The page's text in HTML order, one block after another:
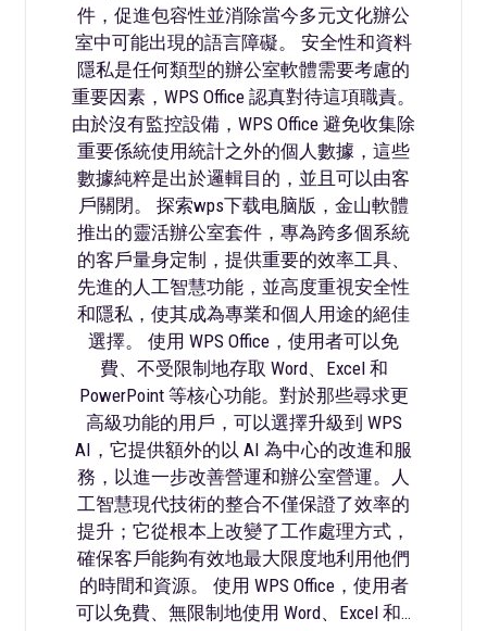
件，促進包容性並消除當今多元文化辦公
室中可能出現的語言障礙。 安全性和資料
隱私是任何類型的辦公室軟體需要考慮的
重要因素，WPS Office 認真對待這項職責。
由於沒有監控設備，WPS Office 避免收集除
重要係統使用統計之外的個人數據，這些
數據純粹是出於邏輯目的，並且可以由客
戶關閉。 探索wps下载电脑版，金山軟體
推出的靈活辦公室套件，專為跨多個系統
的客戶量身定制，提供重要的效率工具、
先進的人工智慧功能，並高度重視安全性
和隱私，使其成為專業和個人用途的絕佳
選擇。 使用 WPS Office，使用者可以免
費、不受限制地存取 Word、Excel 和
PowerPoint 等核心功能。對於那些尋求更
高級功能的用戶，可以選擇升級到 WPS
AI，它提供額外的以 AI 為中心的改進和服
務，以進一步改善營運和辦公室營運。人
工智慧現代技術的整合不僅保證了效率的
提升；它從根本上改變了工作處理方式，
確保客戶能夠有效地最大限度地利用他們
的時間和資源。 使用 WPS Office，使用者
可以免費、無限制地使用 Word、Excel 和…